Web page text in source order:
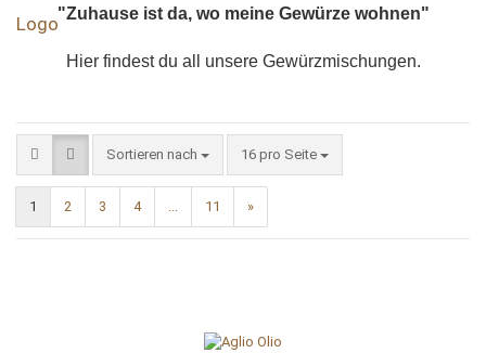
"Zuhause ist da, wo meine Gewürze wohnen"
Hier findest du all unsere Gewürzmischungen.
Sortieren nach
Sortieren nach 16 pro Seite
pro Seite
1 2 3 4 ... 11 »